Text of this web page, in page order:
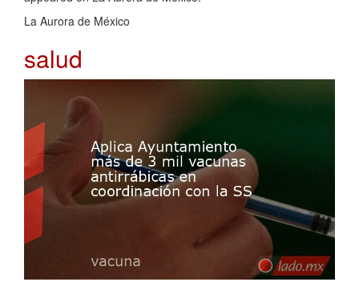
La Aurora de México
salud